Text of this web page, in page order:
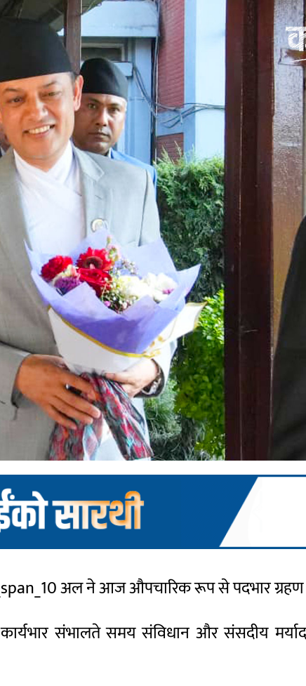
अल ने आज औपचारिक रूप से पदभार ग्रहण
संभालते समय संविधान और संसदीय